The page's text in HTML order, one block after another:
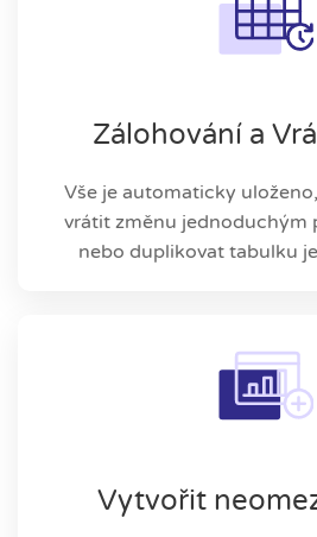
Zálohování a
Vše je automaticky
vrátit změnu jednoduchým
nebo duplikovat tabulku
Vytvořit